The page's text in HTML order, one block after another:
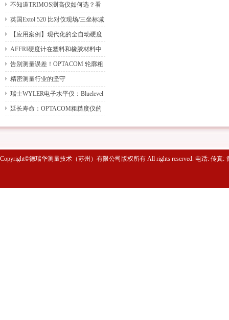
WYLER 这套方案解决车间实操难
题
不知道TRIMOS测高仪如何选？看
这里！
英国Extol 520 比对仪现场/三坐标减
震器行业应用分析
【应用案例】现代化的全自动硬度
测试-奥钢联集团
AFFRI硬度计在塑料和橡胶材料中
的应用
告别测量误差！OPTACOM 轮廓粗
糙度仪让表面检测更高效
精密测量行业的坚守
瑞士WYLER电子水平仪：Bluelevel
在半导体行业的运用
延长寿命：OPTACOM粗糙度仪的
Copyright©德瑞华测量技术（苏州）有限公司版权所有 All rights reserved. 电话: 传真: